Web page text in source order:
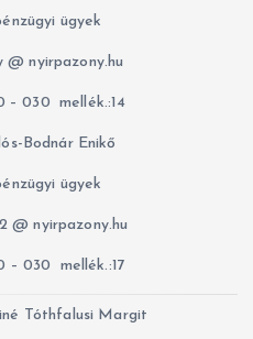
ügyek
@ nyirpazony.hu
– 030 mellék.:14
Bodnár Enikő
ügyek
@ nyirpazony.hu
– 030 mellék.:17
Tóthfalusi Margit